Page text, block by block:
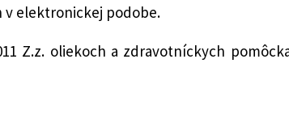
v elektronickej podobe.
Z.z. oliekoch a zdravotníckych